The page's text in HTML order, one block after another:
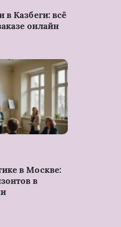
в Казбеги: всё
онлайн
в Москве:
в